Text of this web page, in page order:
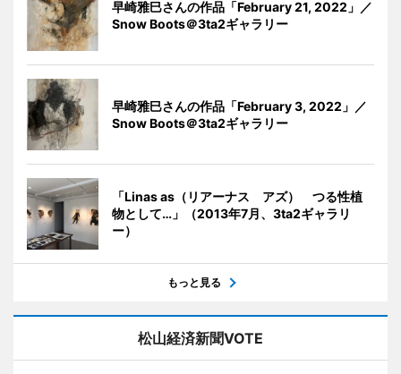
早崎雅巳さんの作品「February 21, 2022」／
Snow Boots＠3ta2ギャラリー
早崎雅巳さんの作品「February 3, 2022」／
Snow Boots＠3ta2ギャラリー
「Linas as（リアーナス アズ） つる性植
物として…」（2013年7月、3ta2ギャラリ
ー）
もっと見る
松山経済新聞VOTE